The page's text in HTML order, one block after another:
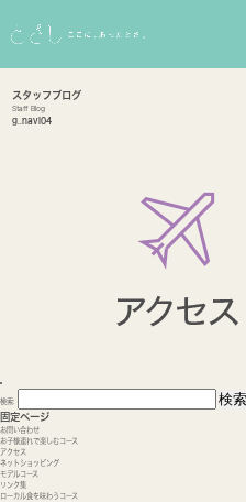
スタッフブログ
Staff Blog
g_navi04
検索:
固定ページ
お問い合わせ
お子様連れで楽しむコース
アクセス
ネットショッピング
モデルコース
リンク集
ローカル食を味わうコース